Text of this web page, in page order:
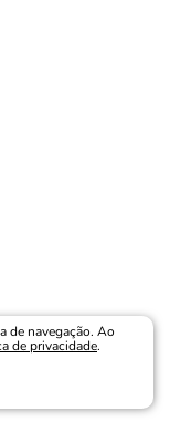
de navegação. Ao
de privacidade.